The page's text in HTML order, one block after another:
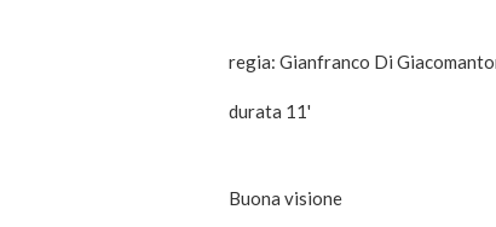
regia: Gianfranco Di
durata 11'
Buona visione